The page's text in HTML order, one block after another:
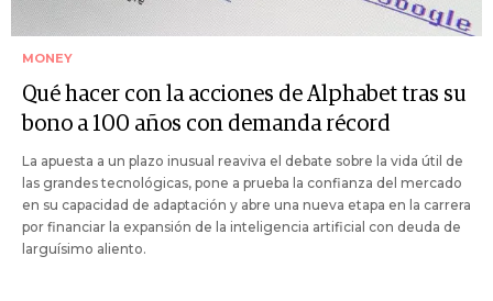
MONEY
Qué hacer con la acciones de Alphabet tras su
bono a 100 años con demanda récord
La apuesta a un plazo inusual reaviva el debate sobre la vida útil de
las grandes tecnológicas, pone a prueba la confianza del mercado
en su capacidad de adaptación y abre una nueva etapa en la carrera
por financiar la expansión de la inteligencia artificial con deuda de
larguísimo aliento.